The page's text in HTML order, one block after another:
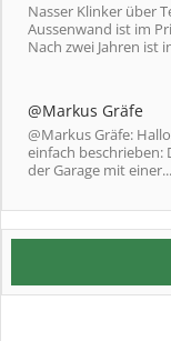
Nasser Klinker über
Aussenwand ist im
Nach zwei Jahren ist
@Markus Gräfe
@Markus Gräfe:
einfach beschrieben:
der Garage mit einer...